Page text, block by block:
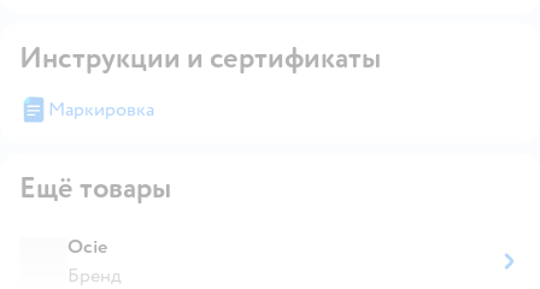
Инструкции и сертификаты
Маркировка
Ещё товары
Ocie
Бренд